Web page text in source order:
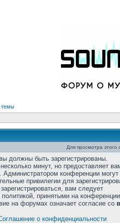
темы
Для просмотра
должны быть зарегистрированы.
минут, но предоставляет
Администратором конференции
привилегии для
вам следует
принятыми на
на форумах означает согласие со
о конфиденциальности